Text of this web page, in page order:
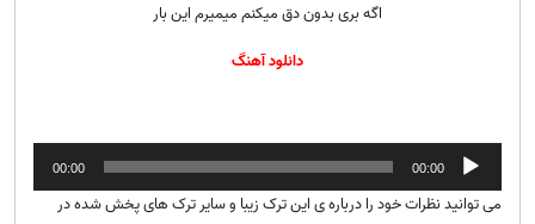
اگه بری بدون دق میکنم میمیرم این بار
دانلود آهنگ
پخش‌کننده
صوت
00:00
00:00
می توانید نظرات خود را درباره ی این ترک زیبا و سایر ترک های پخش شده در